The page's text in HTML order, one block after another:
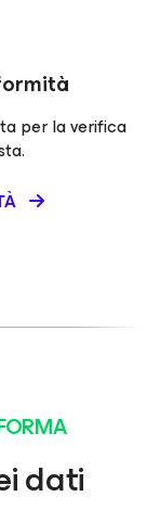
per la verifica
dati